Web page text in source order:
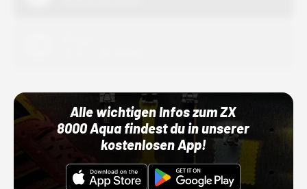
Alle wichtigen Infos zum ZX
8000 Aqua findest du in unserer
kostenlosen App!